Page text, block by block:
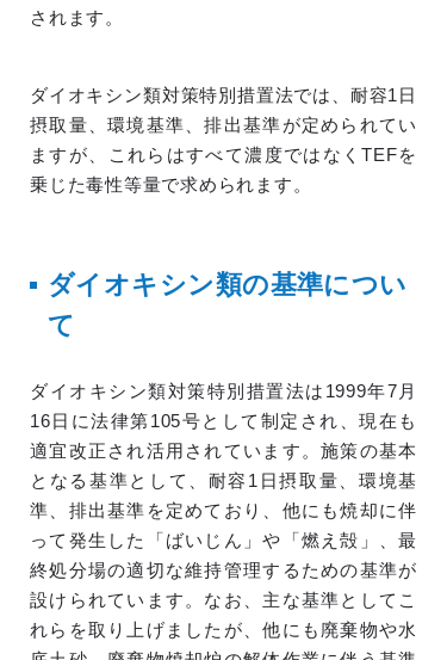
されます。
ダイオキシン類対策特別措置法では、耐容1日
摂取量、環境基準、排出基準が定められてい
ますが、これらはすべて濃度ではなくTEFを
乗じた毒性等量で求められます。
ダイオキシン類の基準につい
て
ダイオキシン類対策特別措置法は1999年7月
16日に法律第105号として制定され、現在も
適宜改正され活用されています。施策の基本
となる基準として、耐容1日摂取量、環境基
準、排出基準を定めており、他にも焼却に伴
って発生した「ばいじん」や「燃え殻」、最
終処分場の適切な維持管理するための基準が
設けられています。なお、主な基準としてこ
れらを取り上げましたが、他にも廃棄物や水